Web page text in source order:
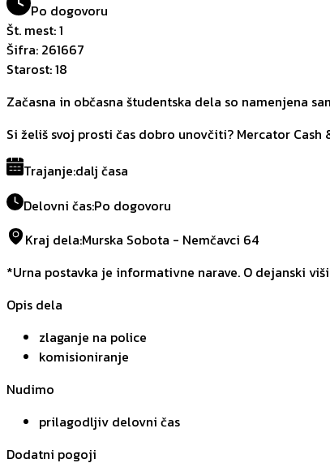
Po dogovoru
Št. mest:1
Šifra: 261667
Starost:18
Začasna in občasna študentska dela so namenjena
Si želiš svoj prosti čas dobro unovčiti? Mercator
Trajanje:dalj časa
Delovni čas:Po dogovoru
Kraj dela:Murska Sobota - Nemčavci 64
*Urna postavka je informativne narave. O dejanski
Opis dela
zlaganje na police
komisioniranje
Nudimo
prilagodljiv delovni čas
Dodatni pogoji